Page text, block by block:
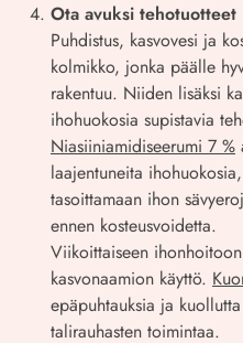
Ota avuksi tehotuotteet
Puhdistus, kasvovesi ja
kolmikko, jonka päälle
rakentuu. Niiden lisäksi
ihohuokosia supistavia
Niasiiniamidiseerumi 7 %
laajentuneita
tasoittamaan ihon
ennen kosteusvoidetta.
Viikoittaiseen
kasvonaamion käyttö.
epäpuhtauksia ja
talirauhasten toimintaa.